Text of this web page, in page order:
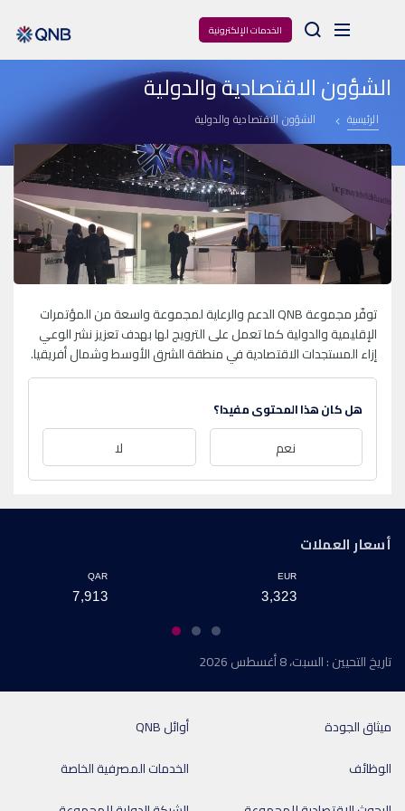
الخدمات الإلكترونية Arama
الشؤون الاقتصادية والدولية
الرئيسية الشؤون الاقتصادية والدولية
توفّر مجموعةQNBالدعم والرعاية لمجموعة واسعة من المؤتمرات
الإقليمية والدولية كما تعمل على الترويج لها بهدف تعزيز نشر الوعي
إزاء المستجدات الاقتصادية في منطقة الشرق الأوسط وشمال أفريقيا.
هل كان هذا المحتوى مفيدا؟
نعم لا
أسعار العملات
QAR
7,913
EUR
3,323
تاريخ التحيين : السبت، 8 أغسطس 2026
أوائل QNB
ميثاق الجودة
الخدمات المصرفية الخاصة
الوظائف